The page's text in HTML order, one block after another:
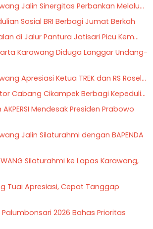
Jalin Sinergitas Perbankan Melalu...
Sosial BRI Berbagi Jumat Berkah
di Jalur Pantura Jatisari Picu Kem...
Karawang Diduga Langgar Undang-
Apresiasi Ketua TREK dan RS Rosel...
Cabang Cikampek Berbagi Kepeduli...
Mendesak Presiden Prabowo
Jalin Silaturahmi dengan BAPENDA
Silaturahmi ke Lapas Karawang,
Tuai Apresiasi, Cepat Tanggap
2026 Bahas Prioritas